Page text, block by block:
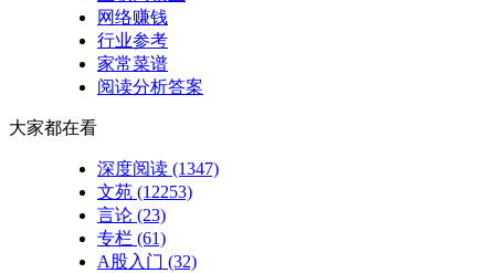
网络赚钱
行业参考
家常菜谱
阅读分析答案
大家都在看
深度阅读 (1347)
文苑 (12253)
言论 (23)
专栏 (61)
A股入门 (32)